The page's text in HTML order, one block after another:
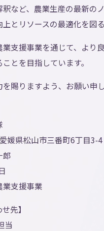
など、農業生産の最新の
とリソースの最適化を図
支援事業を通じて、より
とを目指しています。
賜りますよう、お願い申し
媛県松山市三番町6丁目
郎
支援事業
先】
当